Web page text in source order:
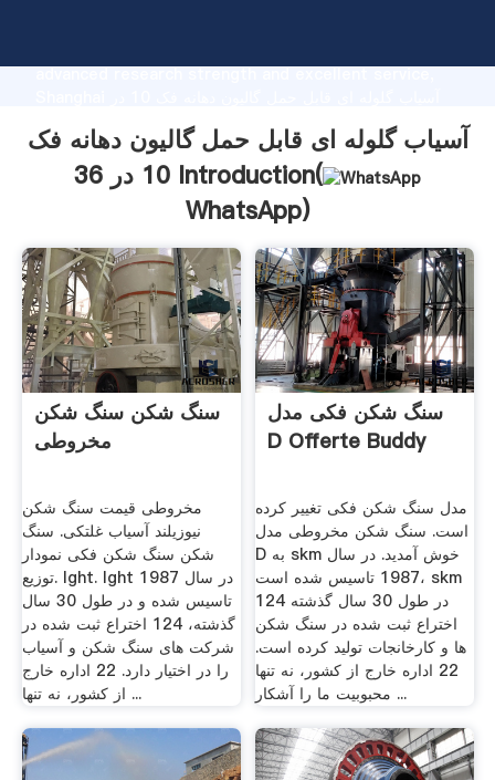
advanced research strength and excellent service,
of customers.
آسیاب گلوله ای قابل حمل گالیون دهانه فک
10 در 36 Introduction(
WhatsApp)
سنگ شکن سنگ شکن
مخروطی
مخروطی قیمت سنگ شکن
نیوزیلند آسیاب غلتکی. سنگ
شکن سنگ شکن فکی نمودار
توزیع. lght. lght در سال 1987
تاسیس شده و در طول 30 سال
گذشته، 124 اختراع ثبت شده در
شركت های سنگ شكن و آسیاب
را در اختیار دارد. 22 اداره خارج
از کشور، نه تنها ...
سنگ شکن فکی مدل
D Offerte Buddy
مدل سنگ شکن فکی تغییر کرده
است. سنگ شکن مخروطی مدل
D به skm خوش آمدید. در سال
1987 تاسیس شده است، skm
در طول 30 سال گذشته 124
اختراع ثبت شده در سنگ شکن
ها و کارخانجات تولید کرده است.
22 اداره خارج از کشور، نه تنها
محبوبیت ما را آشکار ...